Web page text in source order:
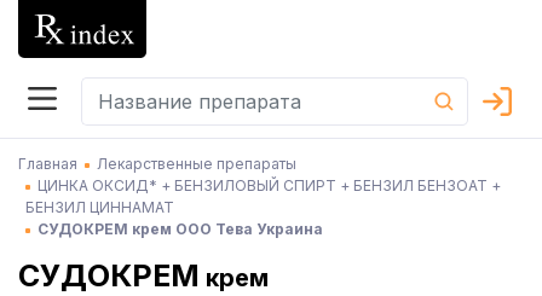
Главная
Лекарственные препараты
ЦИНКА ОКСИД* + БЕНЗИЛОВЫЙ СПИРТ + БЕНЗИЛ БЕНЗОАТ +
БЕНЗИЛ ЦИННАМАТ
СУДОКРЕМ крем ООО Тева Украина
СУДОКРЕМ крем